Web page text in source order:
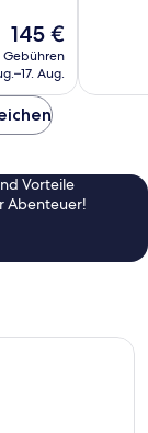
Der
Preis
beträgt
145 €
Gebühren
Aug.
Vorteile
Abenteuer!